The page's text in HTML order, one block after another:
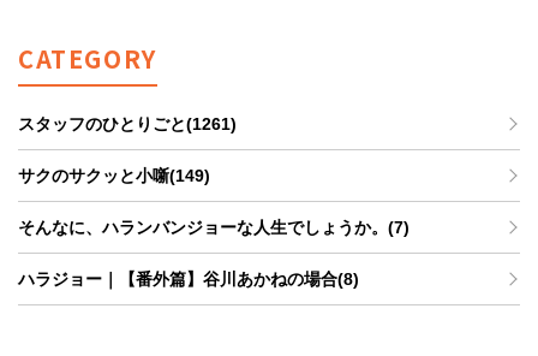
CATEGORY
スタッフのひとりごと(1261)
サクのサクッと小噺(149)
そんなに、ハランバンジョーな人生でしょうか。(7)
ハラジョー｜【番外篇】谷川あかねの場合(8)